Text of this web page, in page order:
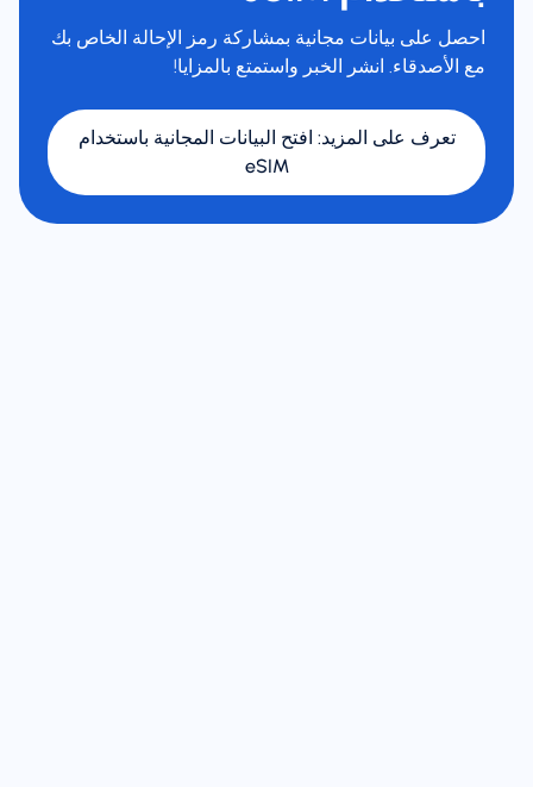
احصل على بيانات مجانية بمشاركة رمز الإحالة الخاص بك
مع الأصدقاء. انشر الخبر واستمتع بالمزايا!
تعرف على المزيد: افتح البيانات المجانية باستخدام
eSIM